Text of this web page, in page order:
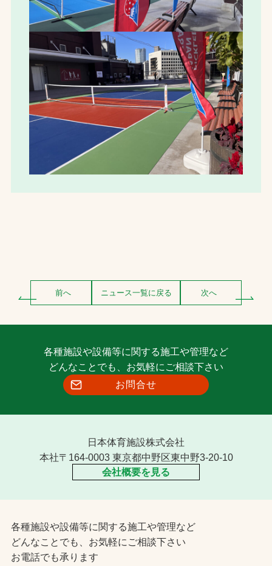
前へ ニュース一覧に戻る 次へ
各種施設や設備等に関する施工や管理など
どんなことでも、お気軽にご相談下さい
お問合せ
日本体育施設株式会社
本社〒164-0003 東京都中野区東中野3-20-10
会社概要を見る
各種施設や設備等に関する施工や管理など
どんなことでも、お気軽にご相談下さい
お電話でも承ります